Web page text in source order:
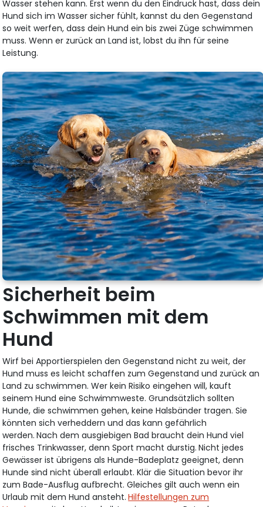
Wasser stehen kann. Erst wenn du den Eindruck hast, dass dein
Hund sich im Wasser sicher fühlt, kannst du den Gegenstand
so weit werfen, dass dein Hund ein bis zwei Züge schwimmen
muss. Wenn er zurück an Land ist, lobst du ihn für seine
Leistung.
Sicherheit beim
Schwimmen mit dem
Hund
Wirf bei Apportierspielen den Gegenstand nicht zu weit, der
Hund muss es leicht schaffen zum Gegenstand und zurück an
Land zu schwimmen. Wer kein Risiko eingehen will, kauft
seinem Hund eine Schwimmweste. Grundsätzlich sollten
Hunde, die schwimmen gehen, keine Halsbänder tragen. Sie
könnten sich verheddern und das kann gefährlich
werden. Nach dem ausgiebigen Bad braucht dein Hund viel
frisches Trinkwasser, denn Sport macht durstig. Nicht jedes
Gewässer ist übrigens als Hunde-Badeplatz geeignet, denn
Hunde sind nicht überall erlaubt. Klär die Situation bevor ihr
zum Bade-Ausflug aufbrecht. Gleiches gilt auch wenn ein
Urlaub mit dem Hund ansteht. Hilfestellungen zum